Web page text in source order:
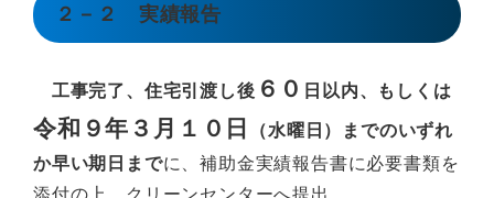
２－２ 実績報告
工事完了、住宅引渡し後 ６０ 日以内、もしくは
令和９年３月１０日
（水曜日）までのいずれ
か早い期日までに、補助金実績報告書に必要書類を
添付の上、クリーンセンターへ提出